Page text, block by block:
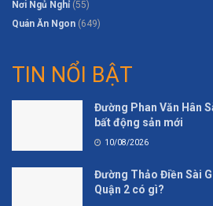
Nơi Ngủ Nghỉ (55)
Quán Ăn Ngon (649)
TIN NỔI BẬT
Đường Phan Văn Hân
bất động sản mới
10/08/2026
Đường Thảo Điền Sài
Quận 2 có gì?